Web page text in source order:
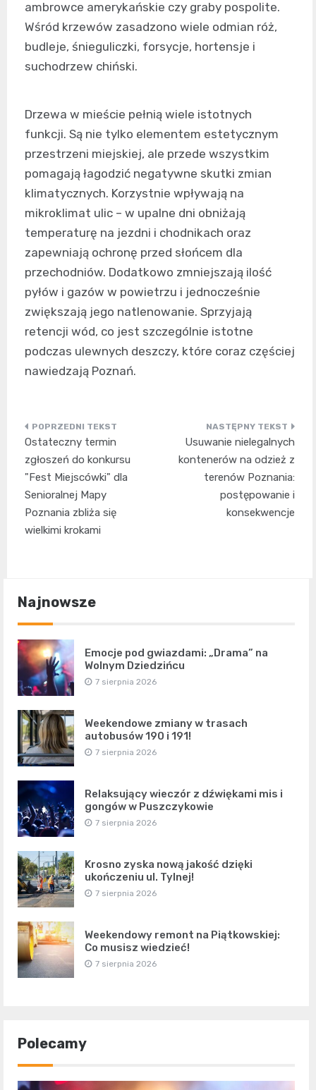
ambrowce amerykańskie czy graby pospolite.
Wśród krzewów zasadzono wiele odmian róż,
budleje, śnieguliczki, forsycje, hortensje i
suchodrzew chiński.
Drzewa w mieście pełnią wiele istotnych
funkcji. Są nie tylko elementem estetycznym
przestrzeni miejskiej, ale przede wszystkim
pomagają łagodzić negatywne skutki zmian
klimatycznych. Korzystnie wpływają na
mikroklimat ulic – w upalne dni obniżają
temperaturę na jezdni i chodnikach oraz
zapewniają ochronę przed słońcem dla
przechodniów. Dodatkowo zmniejszają ilość
pyłów i gazów w powietrzu i jednocześnie
zwiększają jego natlenowanie. Sprzyjają
retencji wód, co jest szczególnie istotne
podczas ulewnych deszczy, które coraz częściej
nawiedzają Poznań.
Nawigacja
wpisu
Ostateczny termin
zgłoszeń do konkursu
"Fest Miejscówki" dla
Senioralnej Mapy
Poznania zbliża się
wielkimi krokami
Usuwanie nielegalnych
kontenerów na odzież z
terenów Poznania:
postępowanie i
konsekwencje
Najnowsze
Emocje pod gwiazdami: „Drama” na
Wolnym Dziedzińcu
7 sierpnia 2026
Weekendowe zmiany w trasach
autobusów 190 i 191!
7 sierpnia 2026
Relaksujący wieczór z dźwiękami mis i
gongów w Puszczykowie
7 sierpnia 2026
Krosno zyska nową jakość dzięki
ukończeniu ul. Tylnej!
7 sierpnia 2026
Weekendowy remont na Piątkowskiej:
Co musisz wiedzieć!
7 sierpnia 2026
Polecamy